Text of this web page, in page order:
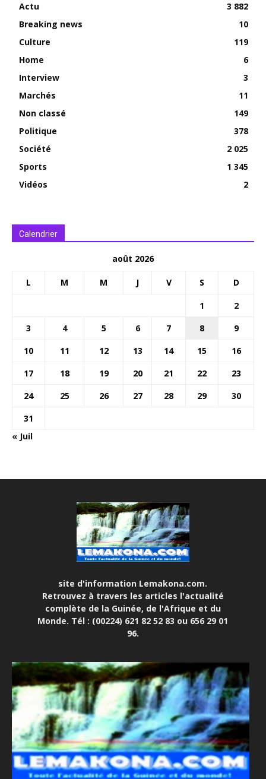
Actu
3 882
Breaking news
10
Culture
119
Home
6
Interview
3
Marchés
11
Non classé
149
Politique
378
Société
2 025
Sports
1 345
Vidéos
2
Calendrier
août 2026
L M M J V S D
1
2
3
4 5 6 7 8
9
10
11 12 13 14 15
16
17
18 19 20 21 22
23
24
25 26 27 28 29
30
31
« Juil
site d'information Lemakona.com.
Retrouvez à travers les articles l'actualité
complète de la Guinée, de l'Afrique et du
Monde. Tél : (00224) 621 82 52 83 ou 656 29 01
96.